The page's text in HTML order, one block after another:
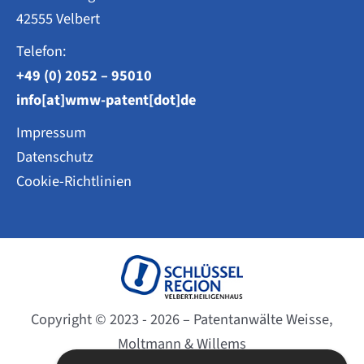
42555 Velbert
Telefon:
+49 (0) 2052 – 95010
info[at]wmw-patent[dot]de
Impressum
Datenschutz
Cookie-Richtlinien
Copyright © 2023 - 2026 – Patentanwälte Weisse,
Moltmann & Willems